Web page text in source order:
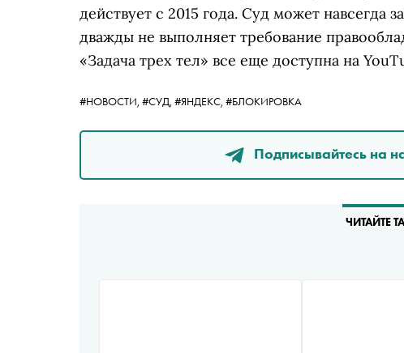
действует с 2015 года. Суд может навсегда
дважды не выполняет требование
«Задача трех тел» все еще доступна на
#НОВОСТИ, #СУД, #ЯНДЕКС, #БЛОКИРОВКА
Подписывайтесь на
ЧИТАЙТЕ